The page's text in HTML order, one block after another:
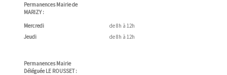
Permanences Mairie de
MARIZY :
Mercredi
de 8h à 12h
Jeudi
de 8h à 12h
Permanences Mairie
Déléguée LE ROUSSET :